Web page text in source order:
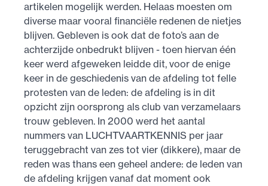
artikelen mogelijk werden. Helaas moesten om
diverse maar vooral financiële redenen de nietjes
blijven. Gebleven is ook dat de foto’s aan de
achterzijde onbedrukt blijven - toen hiervan één
keer werd afgeweken leidde dit, voor de enige
keer in de geschiedenis van de afdeling tot felle
protesten van de leden: de afdeling is in dit
opzicht zijn oorsprong als club van verzamelaars
trouw gebleven. In 2000 werd het aantal
nummers van LUCHTVAARTKENNIS per jaar
teruggebracht van zes tot vier (dikkere), maar de
reden was thans een geheel andere: de leden van
de afdeling krijgen vanaf dat moment ook